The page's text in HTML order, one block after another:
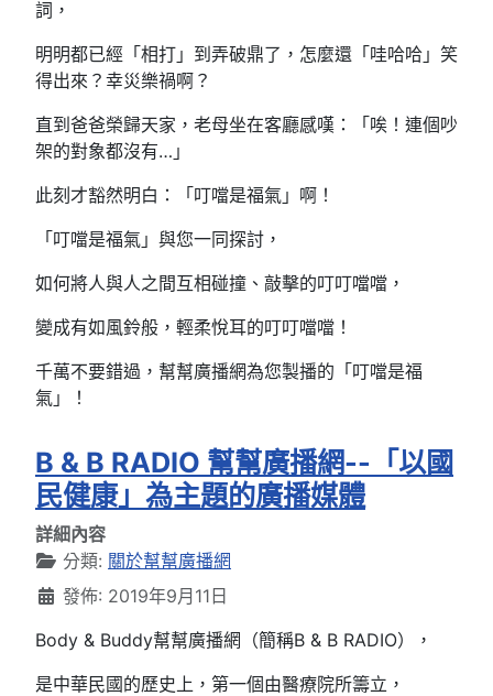
詞，
明明都已經「相打」到弄破鼎了，怎麼還「哇哈哈」笑
得出來？幸災樂禍啊？
直到爸爸榮歸天家，老母坐在客廳感嘆：「唉！連個吵
架的對象都沒有…」
此刻才豁然明白：「叮噹是福氣」啊！
「叮噹是福氣」與您一同探討，
如何將人與人之間互相碰撞、敲擊的叮叮噹噹，
變成有如風鈴般，輕柔悅耳的叮叮噹噹！
千萬不要錯過，幫幫廣播網為您製播的「叮噹是福
氣」！
B & B RADIO 幫幫廣播網--「以國
民健康」為主題的廣播媒體
詳細內容
分類: 關於幫幫廣播網
發佈: 2019年9月11日
Body & Buddy幫幫廣播網（簡稱B & B RADIO），
是中華民國的歷史上， 第一個由醫療院所籌立，